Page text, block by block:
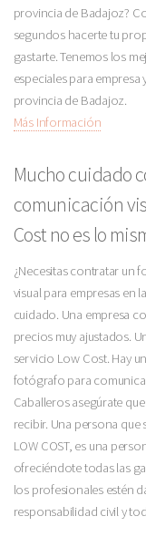
provincia de Badajoz?
segundos hacerte tu
gastarte. Tenemos los
especiales para
provincia de Badajoz.
Más Información
Mucho cuidado
comunicación
Cost no es lo
¿Necesitas contratar
visual para empresas en
cuidado. Una empresa
precios muy ajustados.
servicio Low Cost. Hay
fotógrafo para
Caballeros asegúrate
recibir. Una persona
LOW COST, es una
ofreciéndote todas las
los profesionales estén
responsabilidad civil y